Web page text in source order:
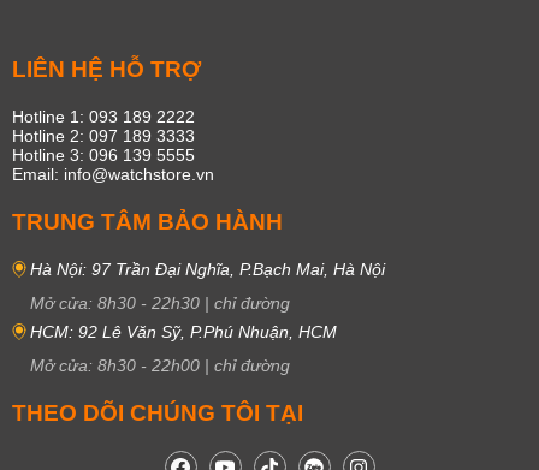
LIÊN HỆ HỖ TRỢ
Hotline 1: 093 189 2222
Hotline 2: 097 189 3333
Hotline 3: 096 139 5555
Email: info@watchstore.vn
TRUNG TÂM BẢO HÀNH
Hà Nội: 97 Trần Đại Nghĩa, P.Bạch Mai, Hà Nội
Mở cửa: 8h30 - 22h30 | chỉ đường
HCM: 92 Lê Văn Sỹ, P.Phú Nhuận, HCM
Mở cửa: 8h30 - 22h00 | chỉ đường
THEO DÕI CHÚNG TÔI TẠI